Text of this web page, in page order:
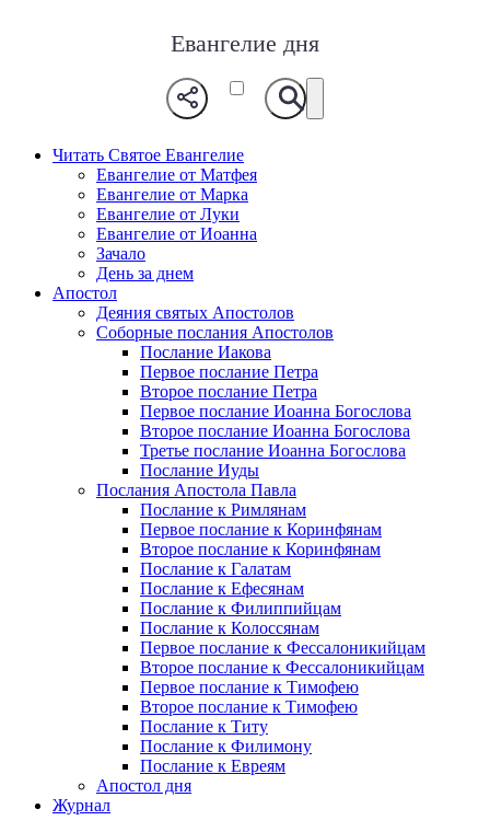
Евангелие дня
Читать Святое Евангелие
Евангелие от Матфея
Евангелие от Марка
Евангелие от Луки
Евангелие от Иоанна
Зачало
День за днем
Апостол
Деяния святых Апостолов
Соборные послания Апостолов
Послание Иакова
Первое послание Петра
Второе послание Петра
Первое послание Иоанна Богослова
Второе послание Иоанна Богослова
Третье послание Иоанна Богослова
Послание Иуды
Послания Апостола Павла
Послание к Римлянам
Первое послание к Коринфянам
Второе послание к Коринфянам
Послание к Галатам
Послание к Ефесянам
Послание к Филиппийцам
Послание к Колоссянам
Первое послание к Фессалоникийцам
Второе послание к Фессалоникийцам
Первое послание к Тимофею
Второе послание к Тимофею
Послание к Титу
Послание к Филимону
Послание к Евреям
Апостол дня
Журнал